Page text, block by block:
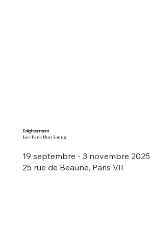
Enlightenment
Lee Park Eun Young
19 septembre - 3 novembre 2025
25 rue de Beaune, Paris VII